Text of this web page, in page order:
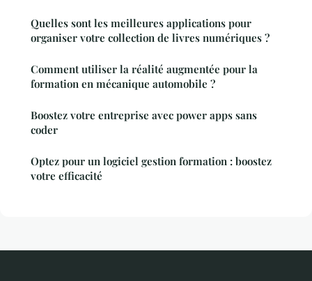
Quelles sont les meilleures applications pour
organiser votre collection de livres numériques ?
Comment utiliser la réalité augmentée pour la
formation en mécanique automobile ?
Boostez votre entreprise avec power apps sans
coder
Optez pour un logiciel gestion formation : boostez
votre efficacité